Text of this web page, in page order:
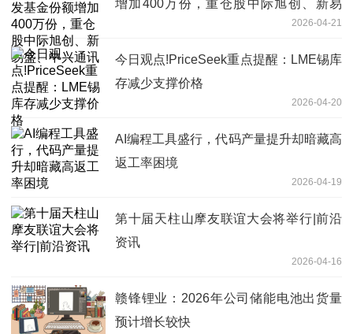
增加400万份，重仓股中际旭创、新易
2026-04-21
今日观点!PriceSeek重点提醒：LME锡库
存减少支撑价格
2026-04-20
AI编程工具盛行，代码产量提升却暗藏高
返工率困境
2026-04-19
第十届天柱山摩友联谊大会将举行|前沿
资讯
2026-04-16
赣锋锂业：2026年公司储能电池出货量
预计增长较快